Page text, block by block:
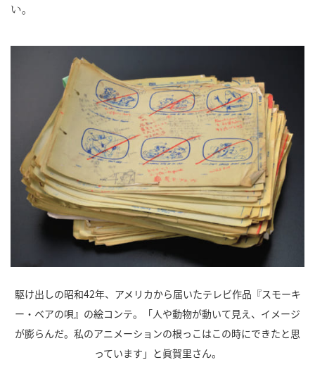
い。
駆け出しの昭和42年、アメリカから届いたテレビ作品『スモーキ
ー・ベアの唄』の絵コンテ。「人や動物が動いて見え、イメージ
が膨らんだ。私のアニメーションの根っこはこの時にできたと思
っています」と眞賀里さん。